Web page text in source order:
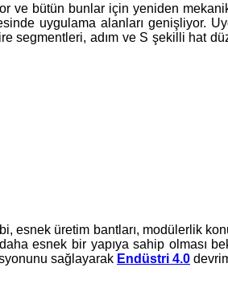
bütün bunlar için yeniden
uygulama alanları genişliyor.
segmentleri, adım ve S şekilli hat
esnek üretim bantları, modülerlik
esnek bir yapıya sahip olması
sağlayarak Endüstri 4.0